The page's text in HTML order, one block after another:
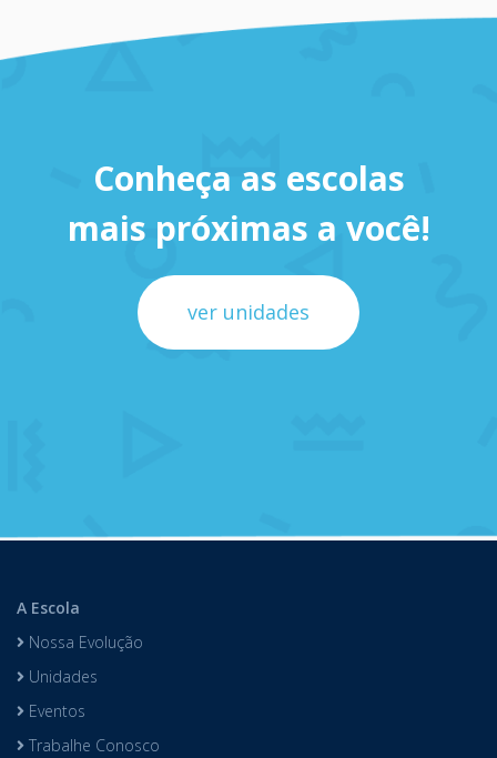
Conheça as escolas
mais próximas a você!
ver unidades
A Escola
Nossa Evolução
Unidades
Eventos
Trabalhe Conosco